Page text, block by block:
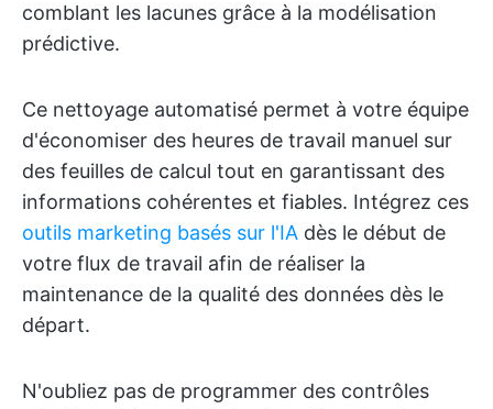
comblant les lacunes grâce à la modélisation
prédictive.
Ce nettoyage automatisé permet à votre équipe
d'économiser des heures de travail manuel sur
des feuilles de calcul tout en garantissant des
informations cohérentes et fiables. Intégrez ces
outils marketing basés sur l'IA dès le début de
votre flux de travail afin de réaliser la
maintenance de la qualité des données dès le
départ.
N'oubliez pas de programmer des contrôles